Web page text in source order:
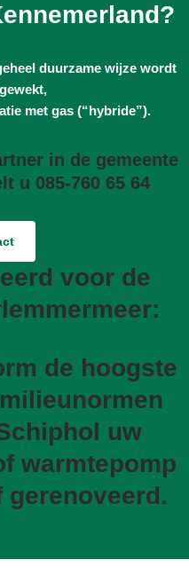
duurzame wijze wordt
met gas (“hybride”).
in de gemeente
u 085-760 65 64
voor de
de hoogste
uw
warmtepomp
gerenoveerd.